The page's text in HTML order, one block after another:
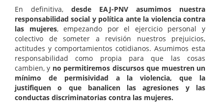
En definitiva, desde EAJ-PNV asumimos nuestra
responsabilidad social y política ante la violencia contra
las mujeres, empezando por el ejercicio personal y
colectivo de someter a revisión nuestros prejuicios,
actitudes y comportamientos cotidianos. Asumimos esta
responsabilidad como propia para que las cosas
cambien, y no permitiremos discursos que muestren un
mínimo de permisividad a la violencia, que la
justifiquen o que banalicen las agresiones y las
conductas discriminatorias contra las mujeres.